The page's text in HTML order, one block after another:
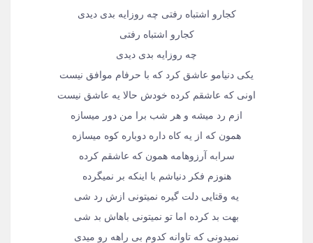
کجارو اشتباه رفتی چه روزایه بدی دیدی
کجارو اشتباه رفتی
چه روزایه بدی دیدی
یکی دنیامو عاشق کرد که با حرفام موافق نیست
اونی که عاشقم کرده خودش حالا یه عاشق نیست
ازم رد میشه و هر شب برا من دور میسازه
همون که از یه کاه داره دوباره کوه میسازه
سرابه آرزوهامه همون که عاشقم کرده
هنوزم فکر دنیاشم با اینکه بر نمیگرده
یه وقتایی دلت گیره نمیتونی ازش رد شی
بهت بد کرده اما تو نمیتونی باهاش بد شی
نمیدونی که تاوانه کدوم بی راهه رو میدی